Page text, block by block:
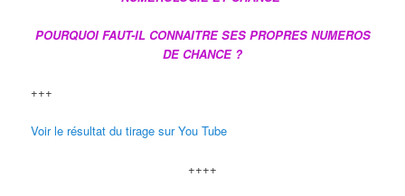
POURQUOI FAUT-IL CONNAITRE SES PROPRES NUMEROS
DE CHANCE ?
+++
Voir le résultat du tirage sur You Tube
++++